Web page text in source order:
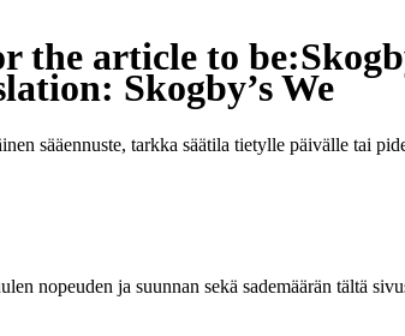
the article to
Skogby’s We
sääennuste, tarkka säätila tietylle päivälle tai
nopeuden ja suunnan sekä sademäärän tältä